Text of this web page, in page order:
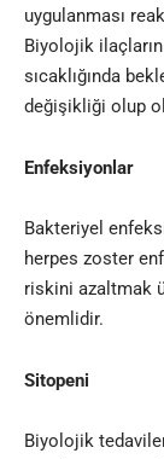
uygulanması
Biyolojik
sıcaklığında
değişikliği olup
Enfeksiyonlar
Bakteriyel
herpes zoster
riskini azaltmak
önemlidir.
Sitopeni
Biyolojik